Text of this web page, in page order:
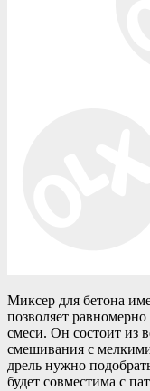
Миксер для бетона
позволяет
смеси. Он состоит из
смешивания с
дрель нужно
будет совместима с